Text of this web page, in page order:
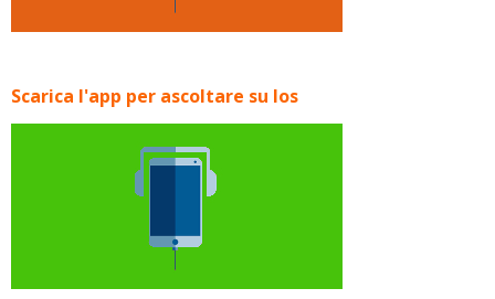
Scarica l'app per ascoltare su Ios